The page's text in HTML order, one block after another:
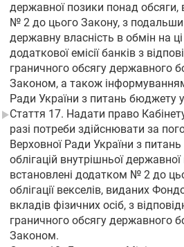
державної позики понад обсяги,
№ 2 до цього Закону, з
державну власність в обмін на ці
додаткової емісії банків з
граничного обсягу державного
Законом, а також
Ради України з питань бюджету
Стаття 17. Надати право
разі потреби здійснювати за
Верховної Ради України з
облігацій внутрішньої
встановлені додатком № 2 до
облігації векселів, виданих
вкладів фізичних осіб, з
граничного обсягу державного
Законом.